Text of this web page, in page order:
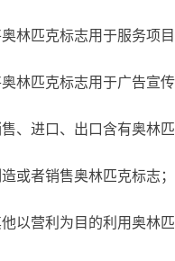
奥林匹克标志用于服务项目
奥林匹克标志用于广告宣
售、进口、出口含有奥林
造或者销售奥林匹克标志；
他以营利为目的利用奥林